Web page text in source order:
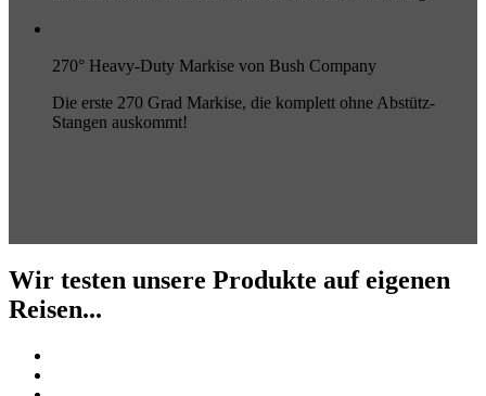
270° Heavy-Duty Markise von Bush Company
Die erste 270 Grad Markise, die komplett ohne Abstütz-
Stangen auskommt!
Wir testen unsere Produkte auf eigenen
Reisen...